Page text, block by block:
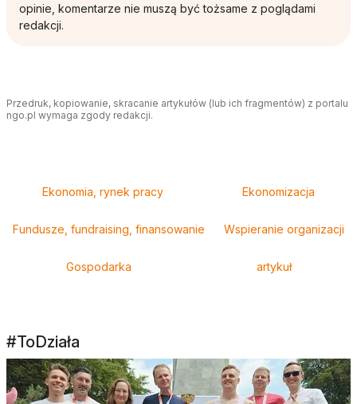
opinie, komentarze nie muszą być tożsame z poglądami
redakcji.
Przedruk, kopiowanie, skracanie artykułów (lub ich fragmentów) z portalu
ngo.pl wymaga zgody redakcji.
Ekonomia, rynek pracy Ekonomizacja
Fundusze, fundraising, finansowanie Wspieranie organizacji
Gospodarka artykuł
#ToDziała